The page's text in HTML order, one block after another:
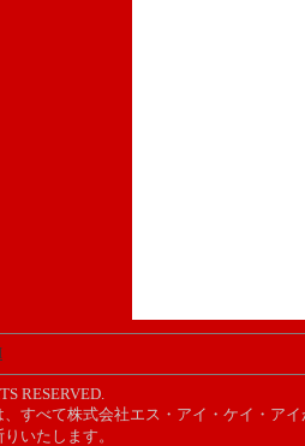
RESERVED.
すべて株式会社エス・アイ・ケイ・ア
いたします。